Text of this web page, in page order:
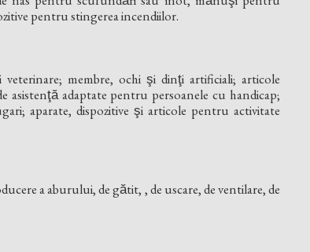
pentru stingerea incendiilor.
membre, ochi şi dinţi artificiali; articole
asistenţă adaptate pentru persoanele cu handicap;
aparate, dispozitive şi articole pentru activitate
a aburului, de gătit, , de uscare, de ventilare, de